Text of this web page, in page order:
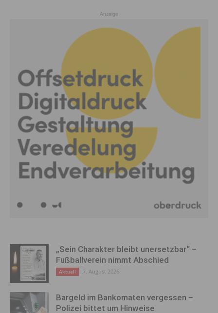
Anzeige
„Sein Charakter bleibt unersetzbar“ –
Fußballverein nimmt Abschied
Aktuell 7. August 2026
Bargeld im Bankomaten vergessen –
Polizei bittet um Hinweise